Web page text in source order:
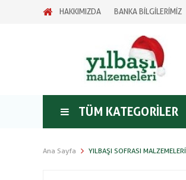
HAKKIMIZDA BANKA BİLGİLERİMİZ
TÜM KATEGORILER
Ana Sayfa YILBAŞI SOFRASI MALZEMELERI